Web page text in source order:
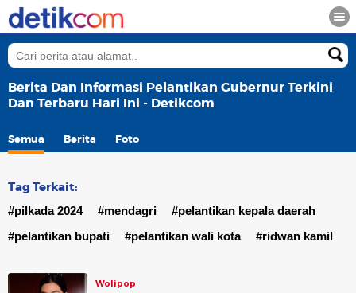
Berita Dan Informasi Pelantikan Gubernur Terkini
Dan Terbaru Hari Ini - Detikcom
Semua Berita Foto
Tag Terkait:
#pilkada 2024 #mendagri
#pelantikan kepala daerah
#pelantikan bupati
#pelantikan wali kota #ridwan kamil
Wolipop